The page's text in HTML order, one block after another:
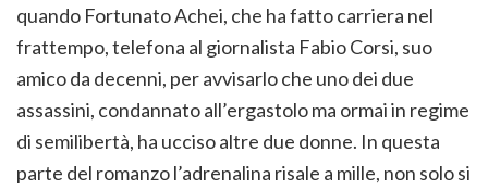
quando Fortunato Achei, che ha fatto carriera nel
frattempo, telefona al giornalista Fabio Corsi, suo
amico da decenni, per avvisarlo che uno dei due
assassini, condannato all’ergastolo ma ormai in regime
di semilibertà, ha ucciso altre due donne. In questa
parte del romanzo l’adrenalina risale a mille, non solo si